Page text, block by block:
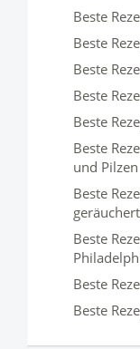
Beste
Beste
Beste
Beste
Beste
Beste
und Pilzen
Beste
Beste
Beste
Beste